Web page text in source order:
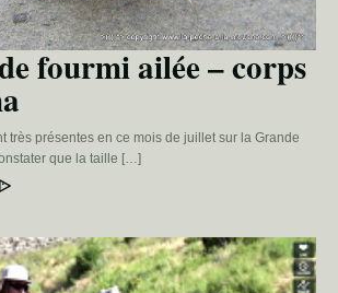
fourmi ailée – corps
très présentes en ce mois de juillet sur la Grande
que la taille […]